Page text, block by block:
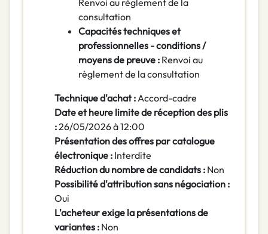
Renvoi au règlement de la
consultation
Capacités techniques et
professionnelles - conditions /
moyens de preuve : Renvoi au
règlement de la consultation
Technique d'achat :Accord-cadre
Date et heure limite de réception des plis
:26/05/2026 à 12:00
Présentation des offres par catalogue
électronique : Interdite
Réduction du nombre de candidats : Non
Possibilité d'attribution sans négociation :
Oui
L'acheteur exige la présentations de
variantes : Non